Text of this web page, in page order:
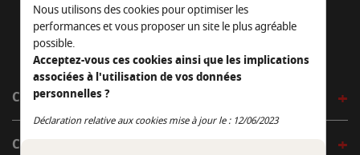
Nous envoyer un e-mail
CÔTÉ OUTDOOR
CÔTÉ INDOOR
Nous utilisons des cookies pour optimiser les
performances et vous proposer un site le plus agréable
possible.
Acceptez-vous ces cookies ainsi que les implications
associées à l'utilisation de vos données
personnelles ?
Déclaration relative aux cookies mise à jour le : 12/06/2023
Continuer sans accepter